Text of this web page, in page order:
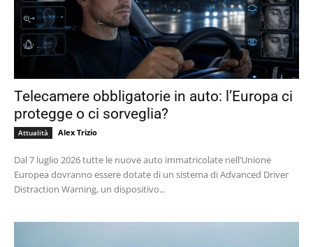
Telecamere obbligatorie in auto: l’Europa ci
protegge o ci sorveglia?
Attualità Alex Trizio
Dal 7 luglio 2026 tutte le nuove auto immatricolate nell’Unione
Europea dovranno essere dotate di un sistema di Advanced Driver
Distraction Warning, un dispositivo...